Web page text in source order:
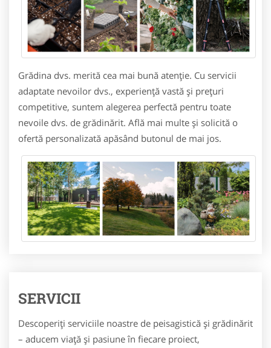
Grădina dvs. merită cea mai bună atenție. Cu servicii
adaptate nevoilor dvs., experiență vastă și prețuri
competitive, suntem alegerea perfectă pentru toate
nevoile dvs. de grădinărit. Află mai multe și solicită o
ofertă personalizată apăsând butonul de mai jos.
SERVICII
Descoperiți serviciile noastre de peisagistică și grădinărit
– aducem viață și pasiune în fiecare proiect,